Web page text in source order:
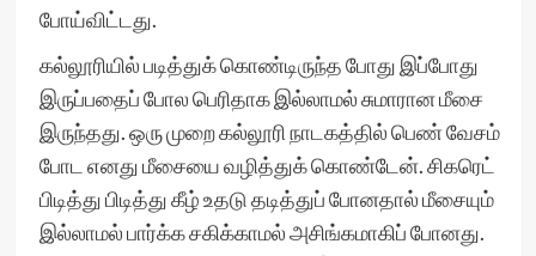
போய்விட்டது.
கல்லூரியில் படித்துக் கொண்டிருந்த போது இப்போது
இருப்பதைப் போல பெரிதாக இல்லாமல் சுமாரான மீசை
இருந்தது. ஒரு முறை கல்லூரி நாடகத்தில் பெண் வேசம்
போட எனது மீசையை வழித்துக் கொண்டேன். சிகரெட்
பிடித்து பிடித்து கீழ் உதடு தடித்துப் போனதால் மீசையும்
இல்லாமல் பார்க்க சகிக்காமல் அசிங்கமாகிப் போனது.